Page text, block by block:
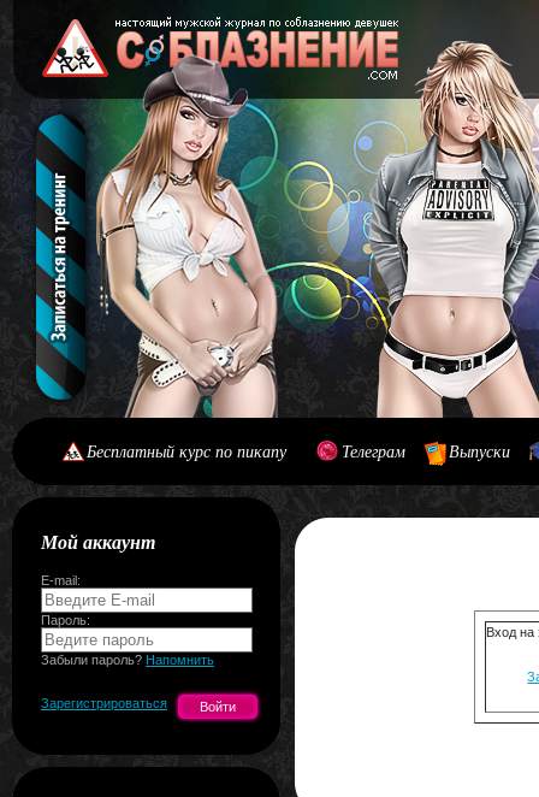
Бесплатный курс по пикапу Телеграм Выпуски
Мой аккаунт
E-mail:
Пароль:
Забыли пароль? Напомнить
Зарегистрироваться
Вход на